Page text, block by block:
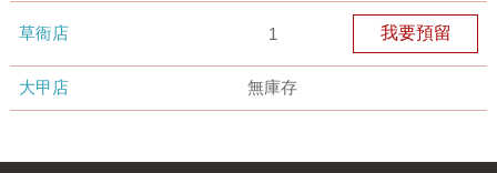
草衙店 1 我要預留
大甲店 無庫存